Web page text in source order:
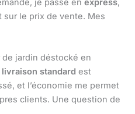
je passe en express,
le prix de vente. Mes
jardin déstocké en
livraison standard est
et l’économie me permet
clients. Une question de